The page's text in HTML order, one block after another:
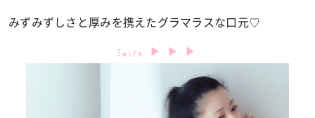
みずみずしさと厚みを携えたグラマラスな口元♡